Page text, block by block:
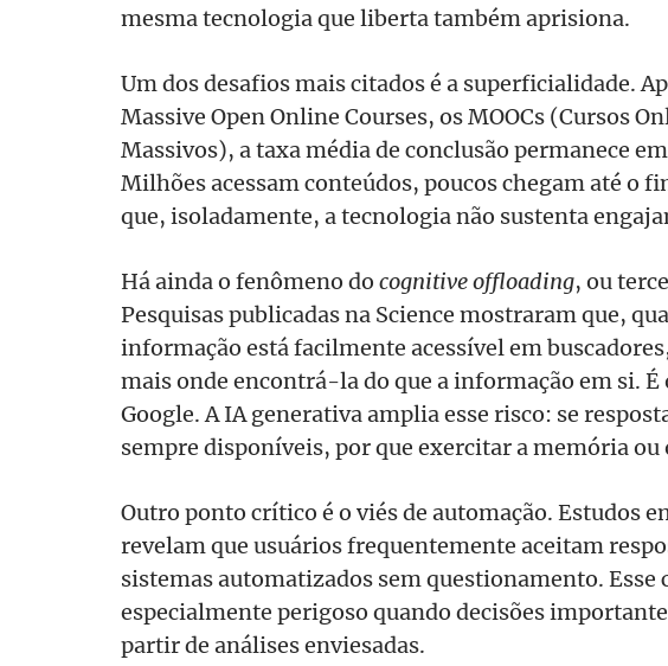
mesma tecnologia que liberta também aprisiona.
Um dos desafios mais citados é a superficialidade.
Massive Open Online Courses, os MOOCs (Cursos
Massivos), a taxa média de conclusão permanece
Milhões acessam conteúdos, poucos chegam até o
que, isoladamente, a tecnologia não sustenta
Há ainda o fenômeno do cognitive offloading, ou
Pesquisas publicadas na Science mostraram que,
informação está facilmente acessível em
mais onde encontrá-la do que a informação em si. É
Google. A IA generativa amplia esse risco: se
sempre disponíveis, por que exercitar a memória
Outro ponto crítico é o viés de automação. Estudos
revelam que usuários frequentemente aceitam
sistemas automatizados sem questionamento. Esse
especialmente perigoso quando decisões
partir de análises enviesadas.